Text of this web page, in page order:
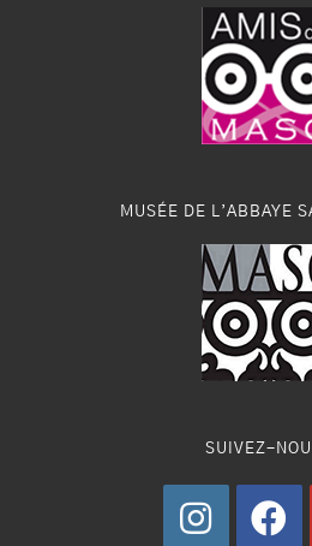
MUSÉE DE L’ABBAYE
SUIVEZ-